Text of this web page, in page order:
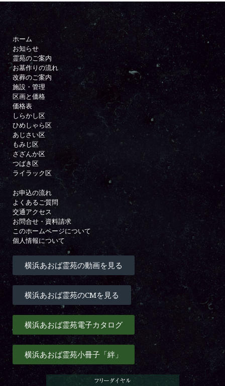
ホーム
お知らせ
霊苑のご案内
お墓作りの流れ
改葬のご案内
施設・管理
区画と価格
価格表
しらかし区
ひめしゃら区
あじさい区
もみじ区
さざんか区
つばき区
ライラック区
お申込の流れ
よくあるご質問
交通アクセス
お問合せ・資料請求
このホームページについて
個人情報について
横浜あおば霊苑の動画を見る
横浜あおば霊苑のCMを見る
横浜あおば霊苑電子カタログ
横浜あおば霊苑小冊子「絆」